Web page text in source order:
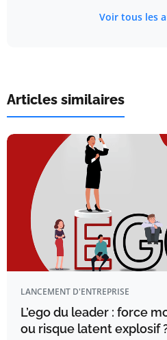
Voir tous les
Articles similaires
LANCEMENT D'ENTREPRISE
L’ego du leader : force
ou risque latent explosif